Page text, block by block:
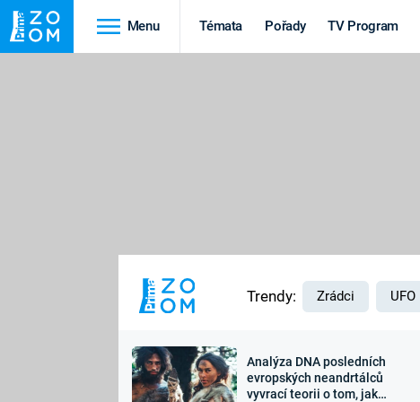
Menu Témata Pořady TV Program
Výročí
Trendy: Zrádci UFO
Analýza DNA posledních
evropských neandrtálců
vyvrací teorii o tom, jak